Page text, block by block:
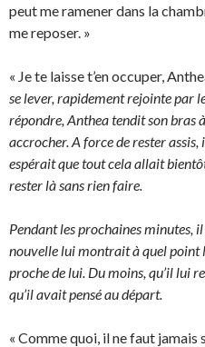
peut me ramener dans la
me reposer. »
« Je te laisse t’en occuper,
se lever, rapidement rejointe par
répondre, Anthea tendit son bras à
accrocher. A force de rester
espérait que tout cela allait
rester là sans rien faire.
Pendant les prochaines minutes,
nouvelle lui montrait à quel point
proche de lui. Du moins, qu’il lui
qu’il avait pensé au départ.
« Comme quoi, il ne faut jamais